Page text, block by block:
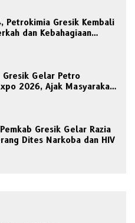
Petrokimia Gresik Kembali
dan Kebahagiaan
Gresik Gelar Petro
2026, Ajak Masyarakat
Gresik Gelar Razia
Dites Narkoba dan HIV